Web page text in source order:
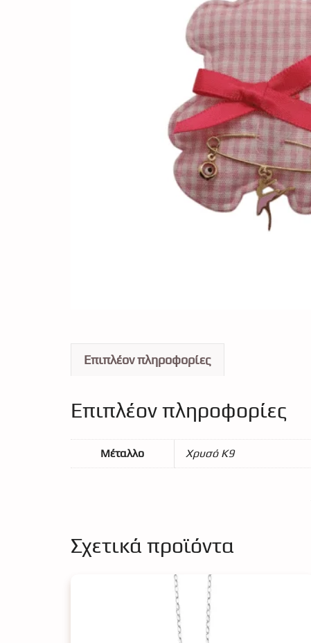
Επιπλέον πληροφορίες
Επιπλέον πληροφορίες
Μέταλλο Χρυσό Κ9
Σχετικά προϊόντα